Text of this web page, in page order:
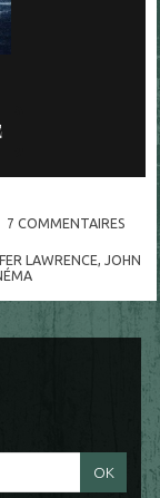
7 COMMENTAIRES
LAWRENCE, JOHN